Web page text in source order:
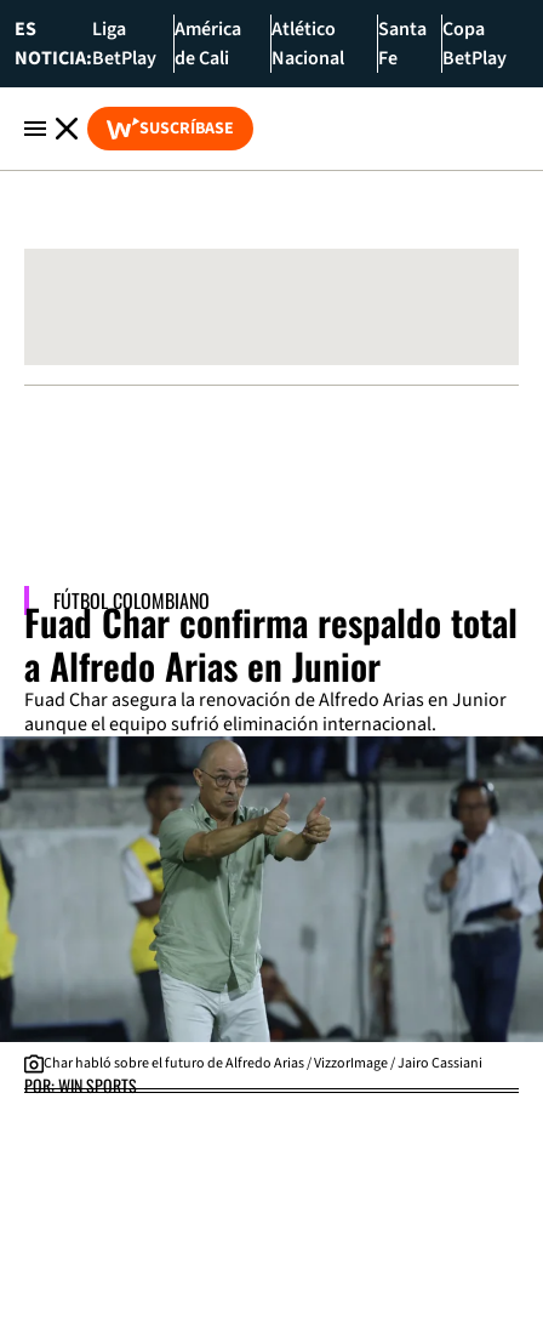
ES
NOTICIA:
Liga
BetPlay
América
de Cali
Atlético
Nacional
Santa
Fe
Copa
BetPlay
SUSCRÍBASE
FÚTBOL COLOMBIANO
Fuad Char confirma respaldo total
a Alfredo Arias en Junior
Fuad Char asegura la renovación de Alfredo Arias en Junior
aunque el equipo sufrió eliminación internacional.
Char habló sobre el futuro de Alfredo Arias / VizzorImage / Jairo Cassiani
POR: WIN SPORTS